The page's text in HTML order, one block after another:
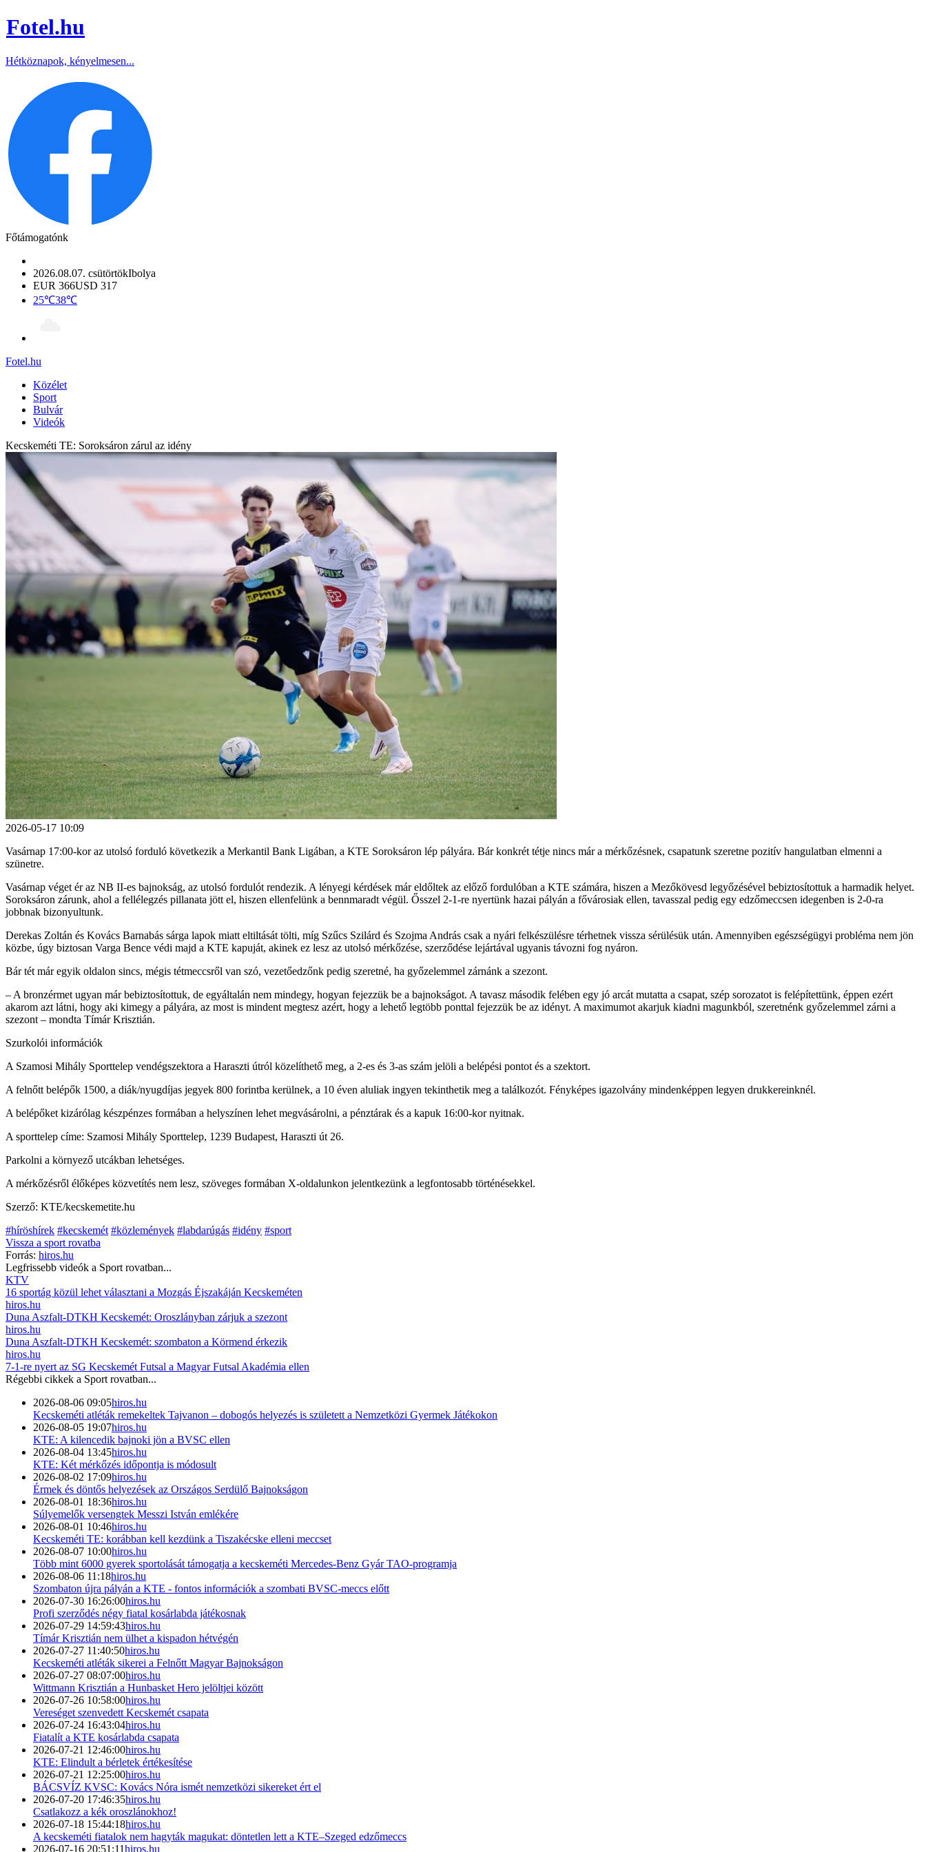
Fotel.hu
Hétköznapok, kényelmesen...
Főtámogatónk
2026.08.07. csütörtökIbolya
EUR 366USD 317
25℃38℃
Fotel.hu
Közélet
Sport
Bulvár
Videók
Kecskeméti TE: Soroksáron zárul az idény
2026-05-17 10:09
Vasárnap 17:00-kor az utolsó forduló következik a Merkantil Bank Ligában, a KTE Soroksáron lép pályára. Bár konkrét tétje nincs már a mérkőzésnek, csapatunk szeretne pozitív hangulatban elmenni a
szünetre.
Vasárnap véget ér az NB II-es bajnokság, az utolsó fordulót rendezik. A lényegi kérdések már eldőltek az előző fordulóban a KTE számára, hiszen a Mezőkövesd legyőzésével bebiztosítottuk a harmadik helyet.
Soroksáron zárunk, ahol a fellélegzés pillanata jött el, hiszen ellenfelünk a bennmaradt végül. Ősszel 2-1-re nyertünk hazai pályán a fővárosiak ellen, tavasszal pedig egy edzőmeccsen idegenben is 2-0-ra
jobbnak bizonyultunk.
Derekas Zoltán és Kovács Barnabás sárga lapok miatt eltiltását tölti, míg Szűcs Szilárd és Szojma András csak a nyári felkészülésre térhetnek vissza sérülésük után. Amennyiben egészségügyi probléma nem jön
közbe, úgy biztosan Varga Bence védi majd a KTE kapuját, akinek ez lesz az utolsó mérkőzése, szerződése lejártával ugyanis távozni fog nyáron.
Bár tét már egyik oldalon sincs, mégis tétmeccsről van szó, vezetőedzőnk pedig szeretné, ha győzelemmel zárnánk a szezont.
– A bronzérmet ugyan már bebiztosítottuk, de egyáltalán nem mindegy, hogyan fejezzük be a bajnokságot. A tavasz második felében egy jó arcát mutatta a csapat, szép sorozatot is felépítettünk, éppen ezért
akarom azt látni, hogy aki kimegy a pályára, az most is mindent megtesz azért, hogy a lehető legtöbb ponttal fejezzük be az idényt. A maximumot akarjuk kiadni magunkból, szeretnénk győzelemmel zárni a
szezont – mondta Tímár Krisztián.
Szurkolói információk
A Szamosi Mihály Sporttelep vendégszektora a Haraszti útról közelíthető meg, a 2-es és 3-as szám jelöli a belépési pontot és a szektort.
A felnőtt belépők 1500, a diák/nyugdíjas jegyek 800 forintba kerülnek, a 10 éven aluliak ingyen tekinthetik meg a találkozót. Fényképes igazolvány mindenképpen legyen drukkereinknél.
A belépőket kizárólag készpénzes formában a helyszínen lehet megvásárolni, a pénztárak és a kapuk 16:00-kor nyitnak.
A sporttelep címe: Szamosi Mihály Sporttelep, 1239 Budapest, Haraszti út 26.
Parkolni a környező utcákban lehetséges.
A mérkőzésről élőképes közvetítés nem lesz, szöveges formában X-oldalunkon jelentkezünk a legfontosabb történésekkel.
Szerző: KTE/kecskemetite.hu
#híröshírek #kecskemét #közlemények #labdarúgás #idény #sport
Vissza a sport rovatba
Forrás: hiros.hu
Legfrissebb videók a Sport rovatban...
KTV
16 sportág közül lehet választani a Mozgás Éjszakáján Kecskeméten
hiros.hu
Duna Aszfalt-DTKH Kecskemét: Oroszlányban zárjuk a szezont
hiros.hu
Duna Aszfalt-DTKH Kecskemét: szombaton a Körmend érkezik
hiros.hu
7-1-re nyert az SG Kecskemét Futsal a Magyar Futsal Akadémia ellen
Régebbi cikkek a Sport rovatban...
2026-08-06 09:05hiros.hu
Kecskeméti atléták remekeltek Tajvanon – dobogós helyezés is született a Nemzetközi Gyermek Játékokon
2026-08-05 19:07hiros.hu
KTE: A kilencedik bajnoki jön a BVSC ellen
2026-08-04 13:45hiros.hu
KTE: Két mérkőzés időpontja is módosult
2026-08-02 17:09hiros.hu
Érmek és döntős helyezések az Országos Serdülő Bajnokságon
2026-08-01 18:36hiros.hu
Súlyemelők versengtek Messzi István emlékére
2026-08-01 10:46hiros.hu
Kecskeméti TE: korábban kell kezdünk a Tiszakécske elleni meccset
2026-08-07 10:00hiros.hu
Több mint 6000 gyerek sportolását támogatja a kecskeméti Mercedes-Benz Gyár TAO-programja
2026-08-06 11:18hiros.hu
Szombaton újra pályán a KTE - fontos információk a szombati BVSC-meccs előtt
2026-07-30 16:26:00hiros.hu
Profi szerződés négy fiatal kosárlabda játékosnak
2026-07-29 14:59:43hiros.hu
Tímár Krisztián nem ülhet a kispadon hétvégén
2026-07-27 11:40:50hiros.hu
Kecskeméti atléták sikerei a Felnőtt Magyar Bajnokságon
2026-07-27 08:07:00hiros.hu
Wittmann Krisztián a Hunbasket Hero jelöltjei között
2026-07-26 10:58:00hiros.hu
Vereséget szenvedett Kecskemét csapata
2026-07-24 16:43:04hiros.hu
Fiatalít a KTE kosárlabda csapata
2026-07-21 12:46:00hiros.hu
KTE: Elindult a bérletek értékesítése
2026-07-21 12:25:00hiros.hu
BÁCSVÍZ KVSC: Kovács Nóra ismét nemzetközi sikereket ért el
2026-07-20 17:46:35hiros.hu
Csatlakozz a kék oroszlánokhoz!
2026-07-18 15:44:18hiros.hu
A kecskeméti fiatalok nem hagyták magukat: döntetlen lett a KTE–Szeged edzőmeccs
2026-07-16 20:51:11hiros.hu